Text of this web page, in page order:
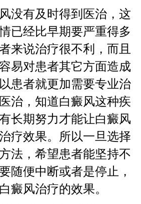
有及时得到医治，这
已经比早期要严重得多
来说治疗很不利，而且
易对患者其它方面造成
患者就更加需要专业治
治，知道白癜风这种疾
长期努力才能让白癜风
疗效果。所以一旦选择
法，希望患者能坚持不
随便中断或者是停止，
癜风治疗的效果。